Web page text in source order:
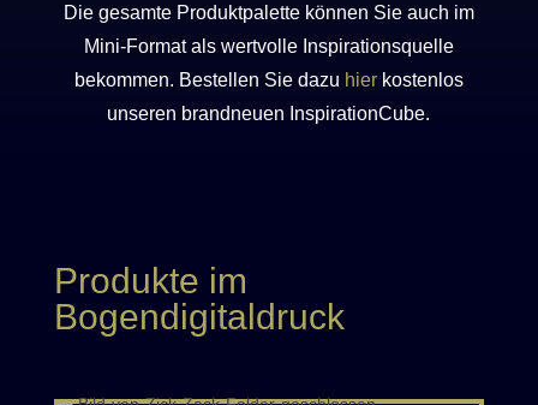
Die gesamte Produktpalette können Sie auch im
Mini-Format als wertvolle Inspirationsquelle
bekommen. Bestellen Sie dazu hierkostenlos
unseren brandneuen InspirationCube.
Produkte im
Bogendigitaldruck